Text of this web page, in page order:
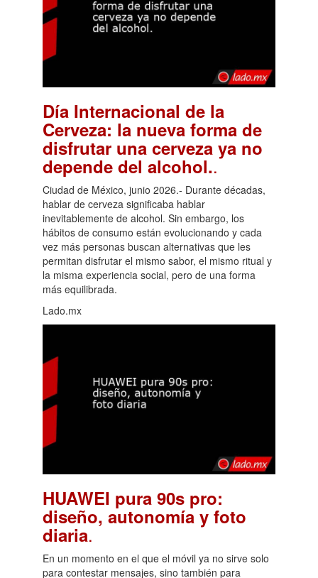
Día Internacional de la
Cerveza: la nueva forma de
disfrutar una cerveza ya no
depende del alcohol..
Ciudad de México, junio 2026.- Durante décadas,
hablar de cerveza significaba hablar
inevitablemente de alcohol. Sin embargo, los
hábitos de consumo están evolucionando y cada
vez más personas buscan alternativas que les
permitan disfrutar el mismo sabor, el mismo ritual y
la misma experiencia social, pero de una forma
más equilibrada.
Lado.mx
HUAWEI pura 90s pro:
diseño, autonomía y foto
diaria.
En un momento en el que el móvil ya no sirve solo
para contestar mensajes, sino también para